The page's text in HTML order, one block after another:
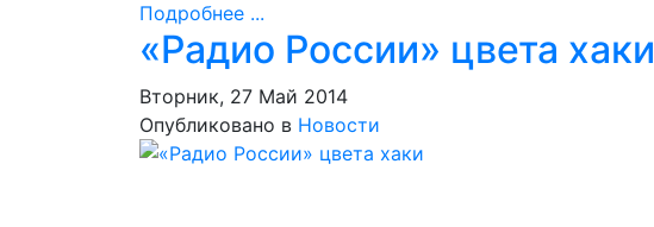
Подробнее ...
«Радио России» цвета хаки
Вторник, 27 Май 2014
Опубликовано в Новости